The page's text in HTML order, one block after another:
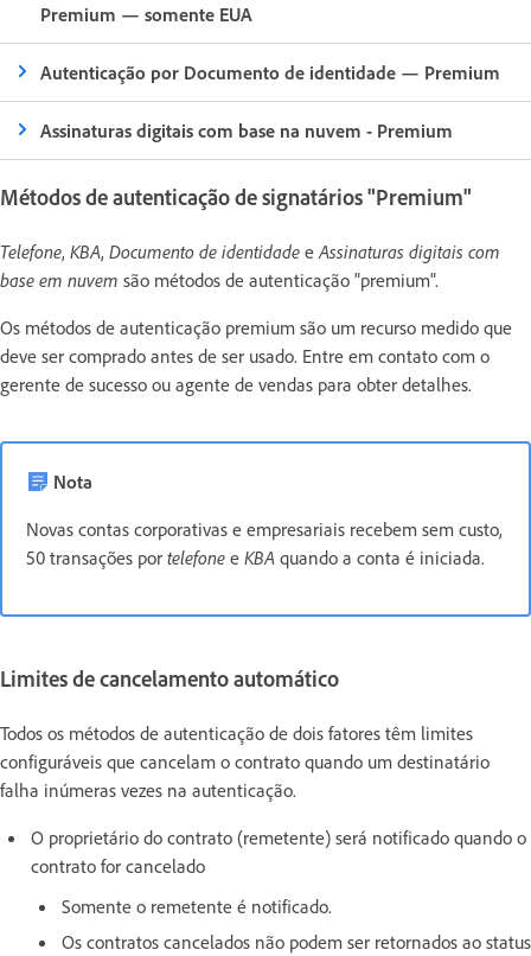
Premium — somente EUA
Autenticação por Documento de identidade — Premium
Assinaturas digitais com base na nuvem - Premium
Métodos de autenticação de signatários "Premium"
Telefone, KBA, Documento de identidade eAssinaturas digitais com
base em nuvem são métodos de autenticação "premium".
Os métodos de autenticação premium são um recurso medido que
deve ser comprado antes de ser usado. Entre em contato com o
gerente de sucesso ou agente de vendas para obter detalhes.
Nota
Novas contas corporativas e empresariais recebem sem custo,
50 transações por telefone e KBA quando a conta é iniciada.
Limites de cancelamento automático
Todos os métodos de autenticação de dois fatores têm limites
configuráveis que cancelam o contrato quando um destinatário
falha inúmeras vezes na autenticação.
O proprietário do contrato (remetente) será notificado quando o
contrato for cancelado
Somente o remetente é notificado.
Os contratos cancelados não podem ser retornados ao status